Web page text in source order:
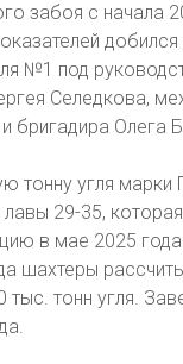
забоя с начала
добился
№1 под
Селедкова,
бригадира Олега
тонну угля марки
29-35,
в мае 2025
шахтеры
тыс. тонн угля.